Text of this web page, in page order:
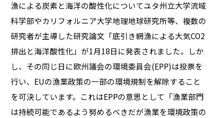
漁による炭素と海洋の酸性化についてユタ州立大学流域
科学部やカリフォルニア大学地理地球研究所等、複数の
研究者が主導した研究論文「底引き網漁による大気CO2
排出と海洋酸性化」が1月18日に発表されました。しか
し、その同じ日に欧州議会の環境委員会(EPP)は投票を
行い、EUの漁業政策の一部の環境規制を解除すること
を可決しています。これはEPPの意思として「漁業部門
は持続可能であるよう努めるべきだが漁業を環境政策の